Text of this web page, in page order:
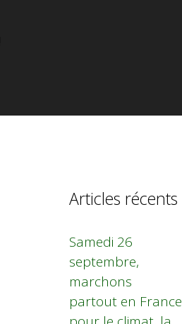
Articles récents
Samedi 26
septembre,
marchons
partout en France